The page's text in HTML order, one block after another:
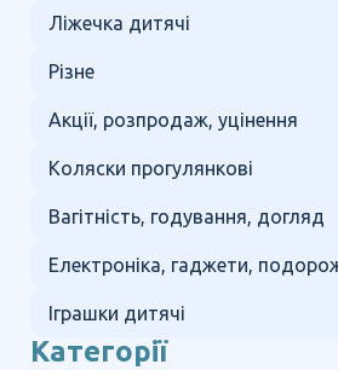
Ліжечка дитячі
Різне
Акції, розпродаж, уцінення
Коляски прогулянкові
Вагітність, годування, догляд
Електроніка, гаджети,
Іграшки дитячі
Категорії